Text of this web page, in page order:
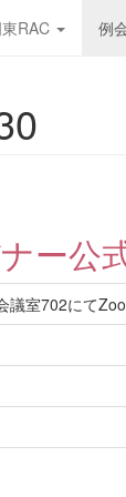
RAC 例
ー公
室702にて